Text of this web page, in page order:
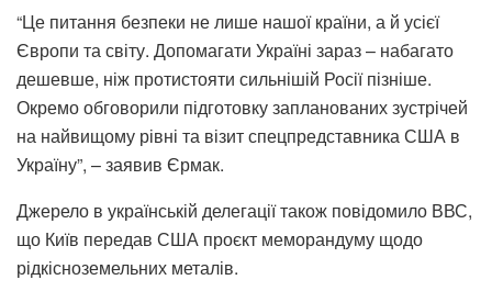
“Це питання безпеки не лише нашої країни, а й усієї
Європи та світу. Допомагати Україні зараз – набагато
дешевше, ніж протистояти сильнішій Росії пізніше.
Окремо обговорили підготовку запланованих зустрічей
на найвищому рівні та візит спецпредставника США в
Україну”, – заявив Єрмак.
Джерело в українській делегації також повідомило ВВС,
що Київ передав США проєкт меморандуму щодо
рідкісноземельних металів.